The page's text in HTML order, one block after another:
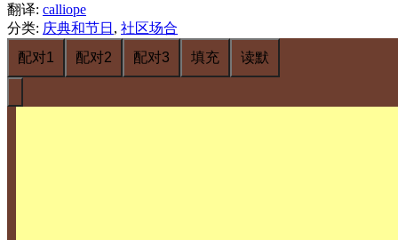
翻译: calliope
分类: 庆典和节日 , 社区场合
配对1
配对2 配对3 填充 读默